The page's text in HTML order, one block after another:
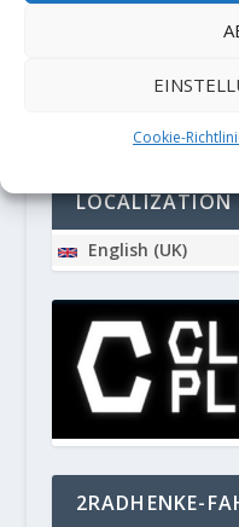
Cookie-
deine
LOCALIZATION
English (UK)
2RADHENKE-